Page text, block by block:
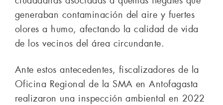
generaban contaminación del aire y fuertes
olores a humo, afectando la calidad de vida
de los vecinos del área circundante.
Ante estos antecedentes, fiscalizadores de la
Oficina Regional de la SMA en Antofagasta
realizaron una inspección ambiental en 2022